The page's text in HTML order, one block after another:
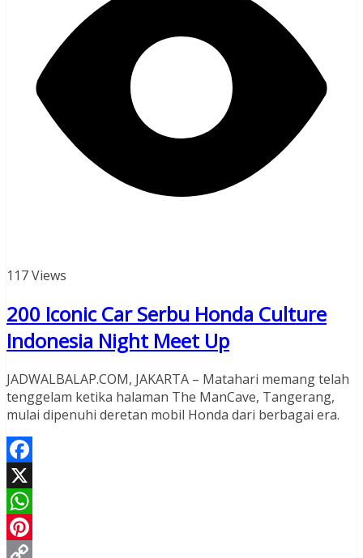
117 Views
200 Iconic Car Serbu Honda Culture
Indonesia Night Meet Up
JADWALBALAP.COM, JAKARTA – Matahari memang telah
tenggelam ketika halaman The ManCave, Tangerang,
mulai dipenuhi deretan mobil Honda dari berbagai era.
Facebook
X
WhatsApp
Pinterest